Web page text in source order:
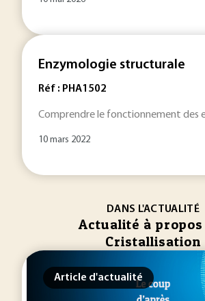
Enzymologie structurale
Réf : PHA1502
Comprendre le fonctionnement des
10 mars 2022
DANS L'ACTUALITÉ
Actualité à propos
Cristallisation
Article d'actualité